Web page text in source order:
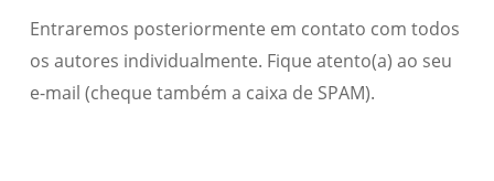
Entraremos posteriormente em contato com todos
os autores individualmente. Fique atento(a) ao seu
e-mail (cheque também a caixa de SPAM).